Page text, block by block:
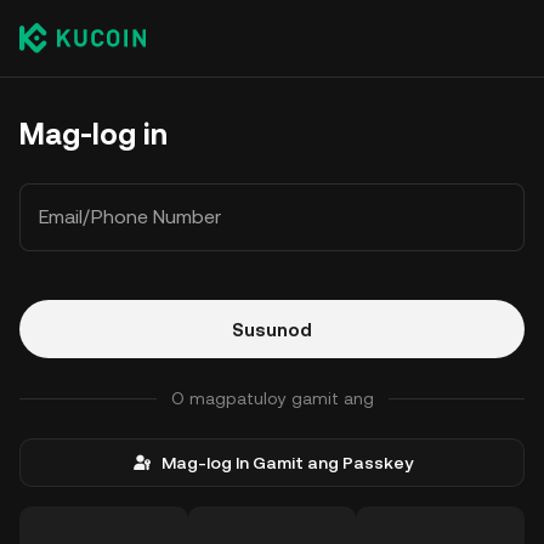
Mag-log in
Email/Phone Number
Susunod
O magpatuloy gamit ang
Mag-log In Gamit ang Passkey